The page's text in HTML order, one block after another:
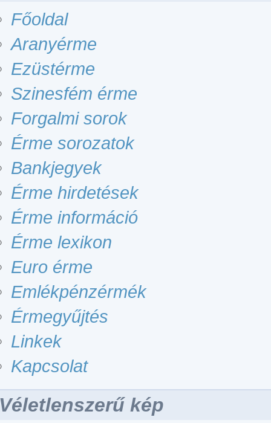
Főoldal
Aranyérme
Ezüstérme
Szinesfém érme
Forgalmi sorok
Érme sorozatok
Bankjegyek
Érme hirdetések
Érme információ
Érme lexikon
Euro érme
Emlékpénzérmék
Érmegyűjtés
Linkek
Kapcsolat
kép